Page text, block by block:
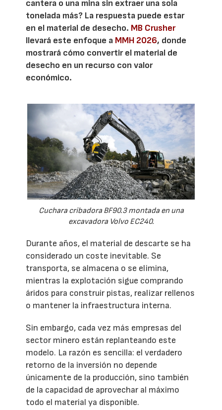
cantera o una mina sin extraer una sola
tonelada más? La respuesta puede estar
en el material de desecho. MB Crusher
llevará este enfoque a MMH 2026, donde
mostrará cómo convertir el material de
desecho en un recurso con valor
económico.
Cuchara cribadora BF90.3 montada en una
excavadora Volvo EC240.
Durante años, el material de descarte se ha
considerado un coste inevitable. Se
transporta, se almacena o se elimina,
mientras la explotación sigue comprando
áridos para construir pistas, realizar rellenos
o mantener la infraestructura interna.
Sin embargo, cada vez más empresas del
sector minero están replanteando este
modelo. La razón es sencilla: el verdadero
retorno de la inversión no depende
únicamente de la producción, sino también
de la capacidad de aprovechar al máximo
todo el material ya disponible.